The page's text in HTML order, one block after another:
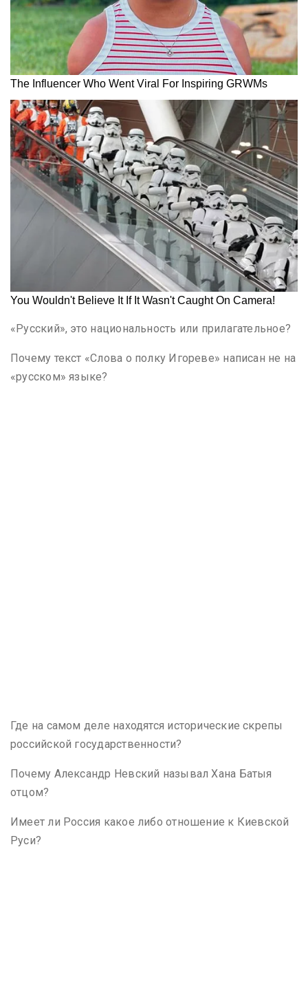
«Русский», это национальность или прилагательное?
Почему текст «Слова о полку Игореве» написан не на
«русском» языке?
Где на самом деле находятся исторические скрепы
российской государственности?
Почему Александр Невский называл Хана Батыя
отцом?
Имеет ли Россия какое либо отношение к Киевской
Руси?